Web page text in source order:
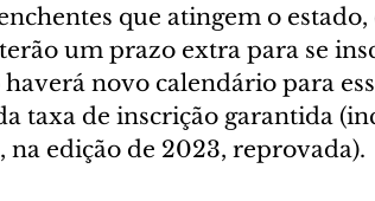
que atingem o
um prazo extra para se
novo calendário para
taxa de inscrição garantida
na edição de 2023, reprovada).